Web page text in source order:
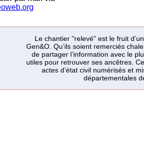
Le chantier "relevé" est le fruit
Gen&O. Qu’ils soient remerciés
de partager l’information avec le
utiles pour retrouver ses ancêtres.
actes d’état civil numérisés et
départementales